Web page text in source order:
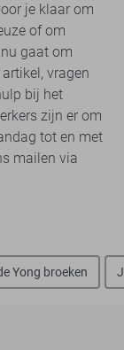
je klaar om
of om
gaat om
vragen
bij het
zijn er om
tot en met
mailen via
Yong broeken